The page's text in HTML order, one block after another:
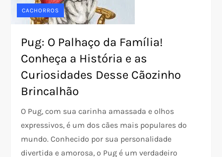
CACHORROS
Pug: O Palhaço da Família!
Conheça a História e as
Curiosidades Desse Cãozinho
Brincalhão
O Pug, com sua carinha amassada e olhos
expressivos, é um dos cães mais populares do
mundo. Conhecido por sua personalidade
divertida e amorosa, o Pug é um verdadeiro